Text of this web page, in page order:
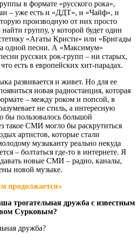
в формате «русского рока»,
– уже есть и «ДДТ», и «Чайф», и
производную от них просто
группу, у которой будет один
«Агаты Кристи» или «Бригады
одной песни. А «Максимум»
русских рок-групп – ни старых,
есть в европейских хит-парадах.
развивается и живет. Но для ее
новая радиостанция, которая
– между роком и попсой, в
не стиль, а интересную
бы пользовалось большой
такое СМИ могло бы раскрутиться
артистов, которые стали
музыканту реально некуда
– болтаться где-то в интернете. Я
новые СМИ – радио, каналы,
новой музыке.
продолжается»
трогательная дружба с известным
Сурковым?
дружба?